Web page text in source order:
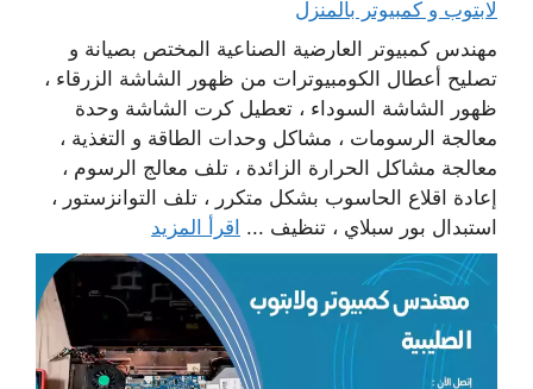
لابتوب و كمبيوتر بالمنزل
مهندس كمبيوتر العارضية الصناعية المختص بصيانة و
تصليح أعطال الكومبيوترات من ظهور الشاشة الزرقاء ،
ظهور الشاشة السوداء ، تعطيل كرت الشاشة وحدة
معالجة الرسومات ، مشاكل وحدات الطاقة و التغذية ،
معالجة مشاكل الحرارة الزائدة ، تلف معالج الرسوم ،
إعادة اقلاع الحاسوب بشكل متكرر ، تلف التوانزستور ،
استبدال بور سبلاي ، تنظيف ... اقرأ المزيد